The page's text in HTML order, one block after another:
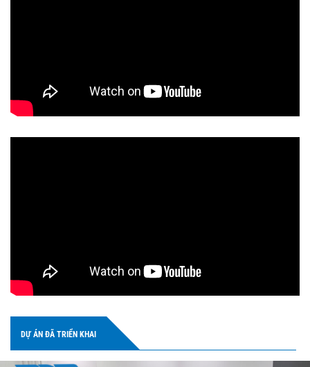
DỰ ÁN ĐÃ TRIỂN KHAI